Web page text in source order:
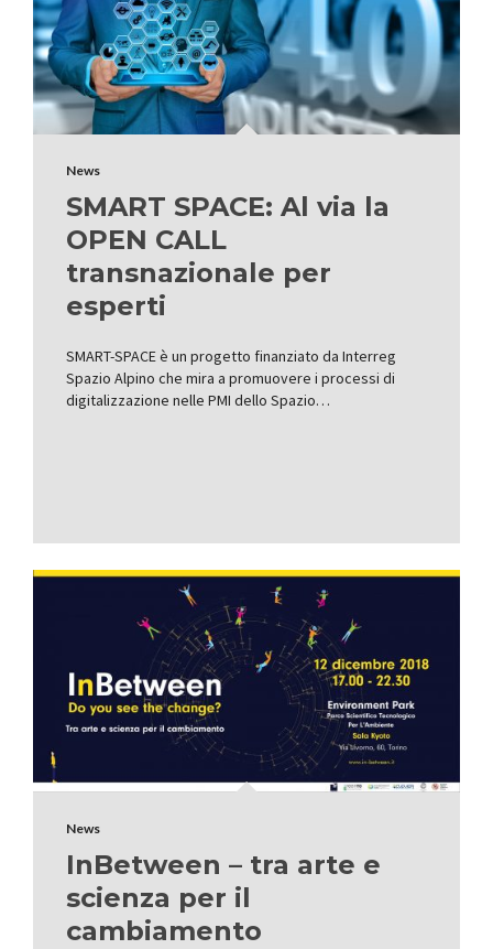
News
SMART SPACE: Al via la
OPEN CALL
transnazionale per
esperti
SMART-SPACE è un progetto finanziato da Interreg
Spazio Alpino che mira a promuovere i processi di
digitalizzazione nelle PMI dello Spazio…
News
InBetween – tra arte e
scienza per il
cambiamento